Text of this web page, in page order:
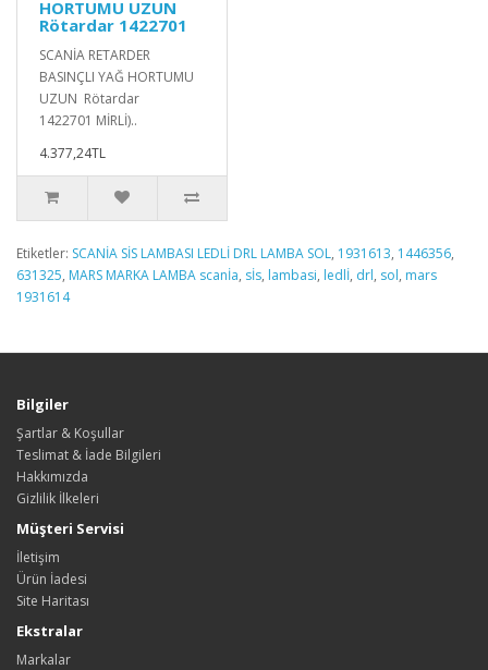
HORTUMU UZUN
Rötardar 1422701
SCANİA RETARDER
BASINÇLI YAĞ HORTUMU
UZUN Rötardar
1422701 MİRLİ)..
4.377,24TL
Etiketler: SCANİA SİS LAMBASI LEDLİ DRL LAMBA SOL, 1931613, 1446356,
631325, MARS MARKA LAMBA scanİa, sİs, lambasi, ledlİ, drl, sol, mars
1931614
Bilgiler
Şartlar & Koşullar
Teslimat & İade Bilgileri
Hakkımızda
Gizlilik İlkeleri
Müşteri Servisi
İletişim
Ürün İadesi
Site Haritası
Ekstralar
Markalar